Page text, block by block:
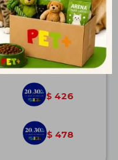
Biofresh Perro Adulto
Pequeña Cerdo y Ananá
1kg |Sabor Único
$ 590
$ 426
$ 478